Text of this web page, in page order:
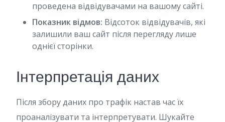
проведена відвідувачами на вашому сайті.
Показник відмов: Відсоток відвідувачів, які
залишили ваш сайт після перегляду лише
однієї сторінки.
Інтерпретація даних
Після збору даних про трафік настав час їх
проаналізувати та інтерпретувати. Шукайте